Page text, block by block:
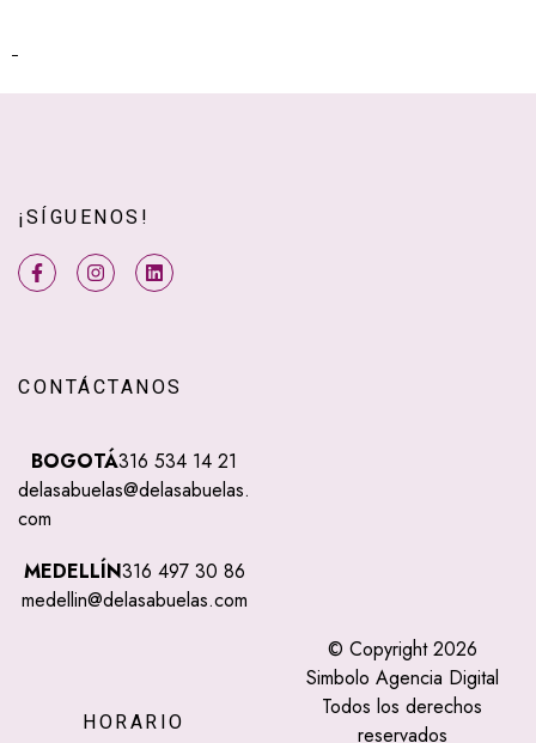
¡SÍGUENOS!
CONTÁCTANOS
BOGOTÁ316 534 14 21
delasabuelas@delasabuelas.
com
MEDELLÍN316 497 30 86
medellin@delasabuelas.com
HORARIO
© Copyright 2026
Simbolo Agencia Digital
Todos los derechos
reservados